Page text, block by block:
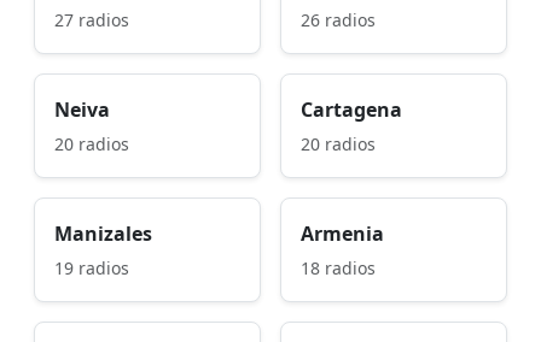
27 radios 26 radios
Neiva
20 radios
Cartagena
20 radios
Manizales
19 radios
Armenia
18 radios